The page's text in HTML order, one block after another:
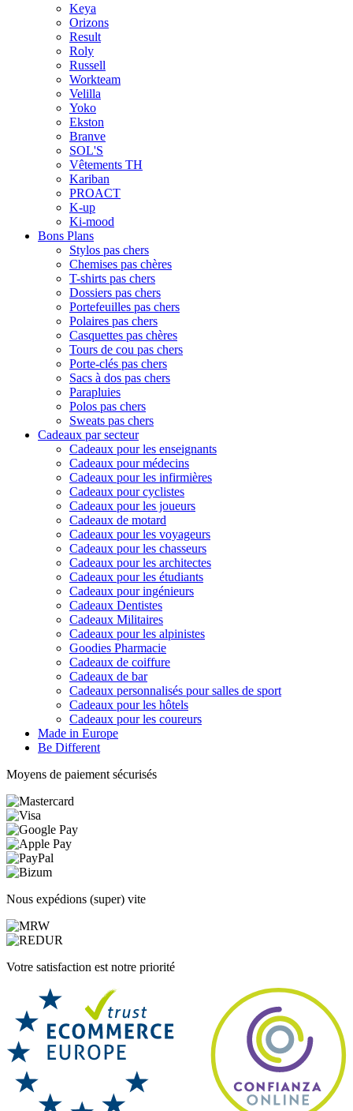
Keya
Orizons
Result
Roly
Russell
Workteam
Velilla
Yoko
Ekston
Branve
SOL'S
Vêtements TH
Kariban
PROACT
K-up
Ki-mood
Bons Plans
Stylos pas chers
Chemises pas chères
T-shirts pas chers
Dossiers pas chers
Portefeuilles pas chers
Polaires pas chers
Casquettes pas chères
Tours de cou pas chers
Porte-clés pas chers
Sacs à dos pas chers
Parapluies
Polos pas chers
Sweats pas chers
Cadeaux par secteur
Cadeaux pour les enseignants
Cadeaux pour médecins
Cadeaux pour les infirmières
Cadeaux pour cyclistes
Cadeaux pour les joueurs
Cadeaux de motard
Cadeaux pour les voyageurs
Cadeaux pour les chasseurs
Cadeaux pour les architectes
Cadeaux pour les étudiants
Cadeaux pour ingénieurs
Cadeaux Dentistes
Cadeaux Militaires
Cadeaux pour les alpinistes
Goodies Pharmacie
Cadeaux de coiffure
Cadeaux de bar
Cadeaux personnalisés pour salles de sport
Cadeaux pour les hôtels
Cadeaux pour les coureurs
Made in Europe
Be Different
Moyens de paiement sécurisés
Nous expédions (super) vite
Votre satisfaction est notre priorité